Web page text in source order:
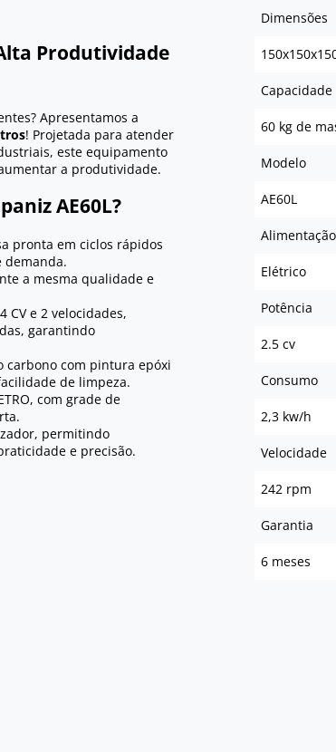
Produtividade
Apresentamos a
! Projetada para atender
este equipamento
a produtividade.
AE60L?
pronta em ciclos rápidos
demanda.
a mesma qualidade e
CV e 2 velocidades,
garantindo
carbono com pintura epóxi
de limpeza.
com grade de
permitindo
e precisão.
Dimensões
Capacidade
60 kg de
Modelo
AE60L
Alimentação
Elétrico
Potência
2.5 cv
Consumo
2,3 kw/h
Velocidade
242 rpm
Garantia
6 meses